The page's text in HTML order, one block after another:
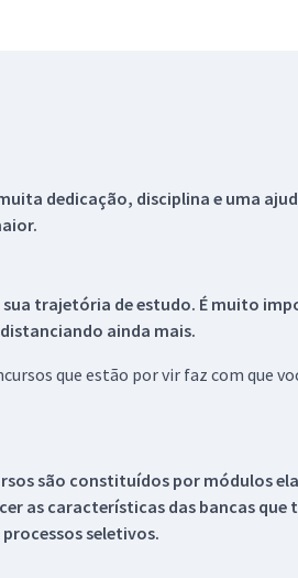
dedicação, disciplina e uma
trajetória de estudo. É muito
ainda mais.
que estão por vir faz com que
são constituídos por módulos
as características das bancas que
seletivos.